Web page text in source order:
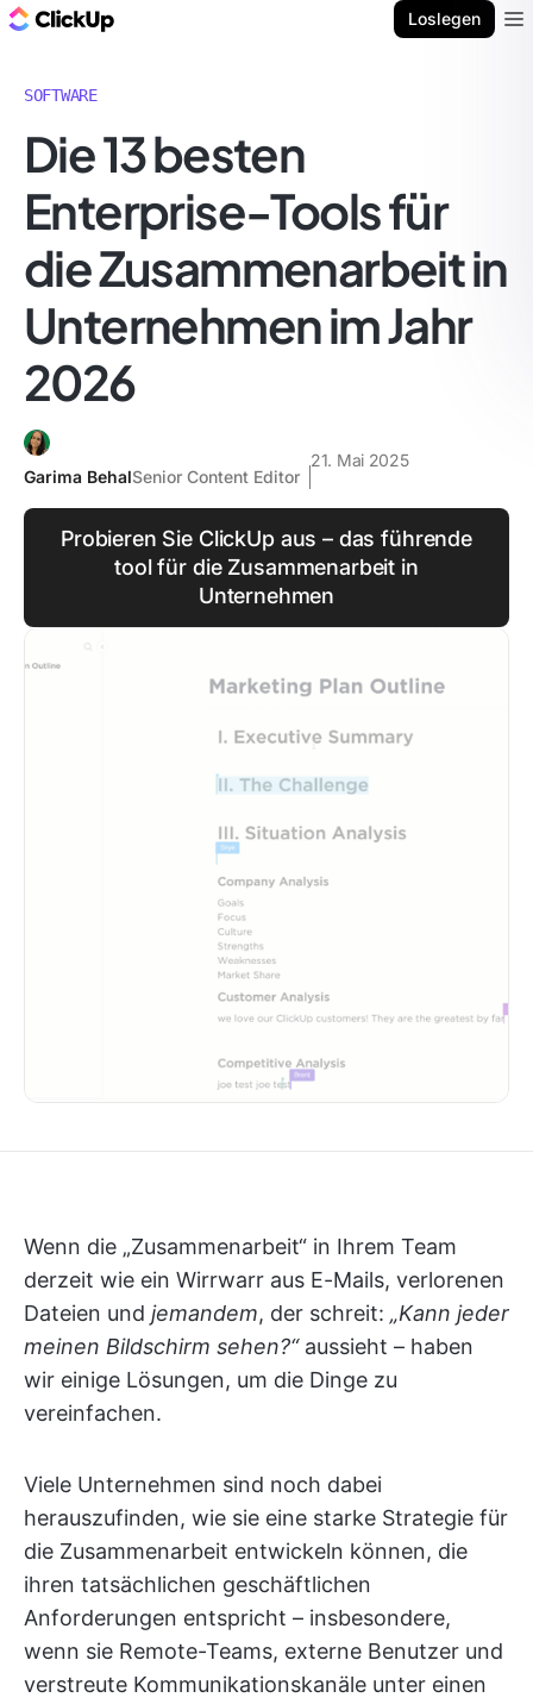
Loslegen
SOFTWARE
Die 13 besten
Enterprise-Tools für
die Zusammenarbeit in
Unternehmen im Jahr
2026
Garima BehalSenior Content Editor
21. Mai 2025
Probieren Sie ClickUp aus – das führende
tool für die Zusammenarbeit in
Unternehmen
Wenn die „Zusammenarbeit“ in Ihrem Team
derzeit wie ein Wirrwarr aus E-Mails, verlorenen
Dateien und jemandem, der schreit: „Kann jeder
meinen Bildschirm sehen?“aussieht – haben
wir einige Lösungen, um die Dinge zu
vereinfachen.
Viele Unternehmen sind noch dabei
herauszufinden, wie sie eine starke Strategie für
die Zusammenarbeit entwickeln können, die
ihren tatsächlichen geschäftlichen
Anforderungen entspricht – insbesondere,
wenn sie Remote-Teams, externe Benutzer und
verstreute Kommunikationskanäle unter einen